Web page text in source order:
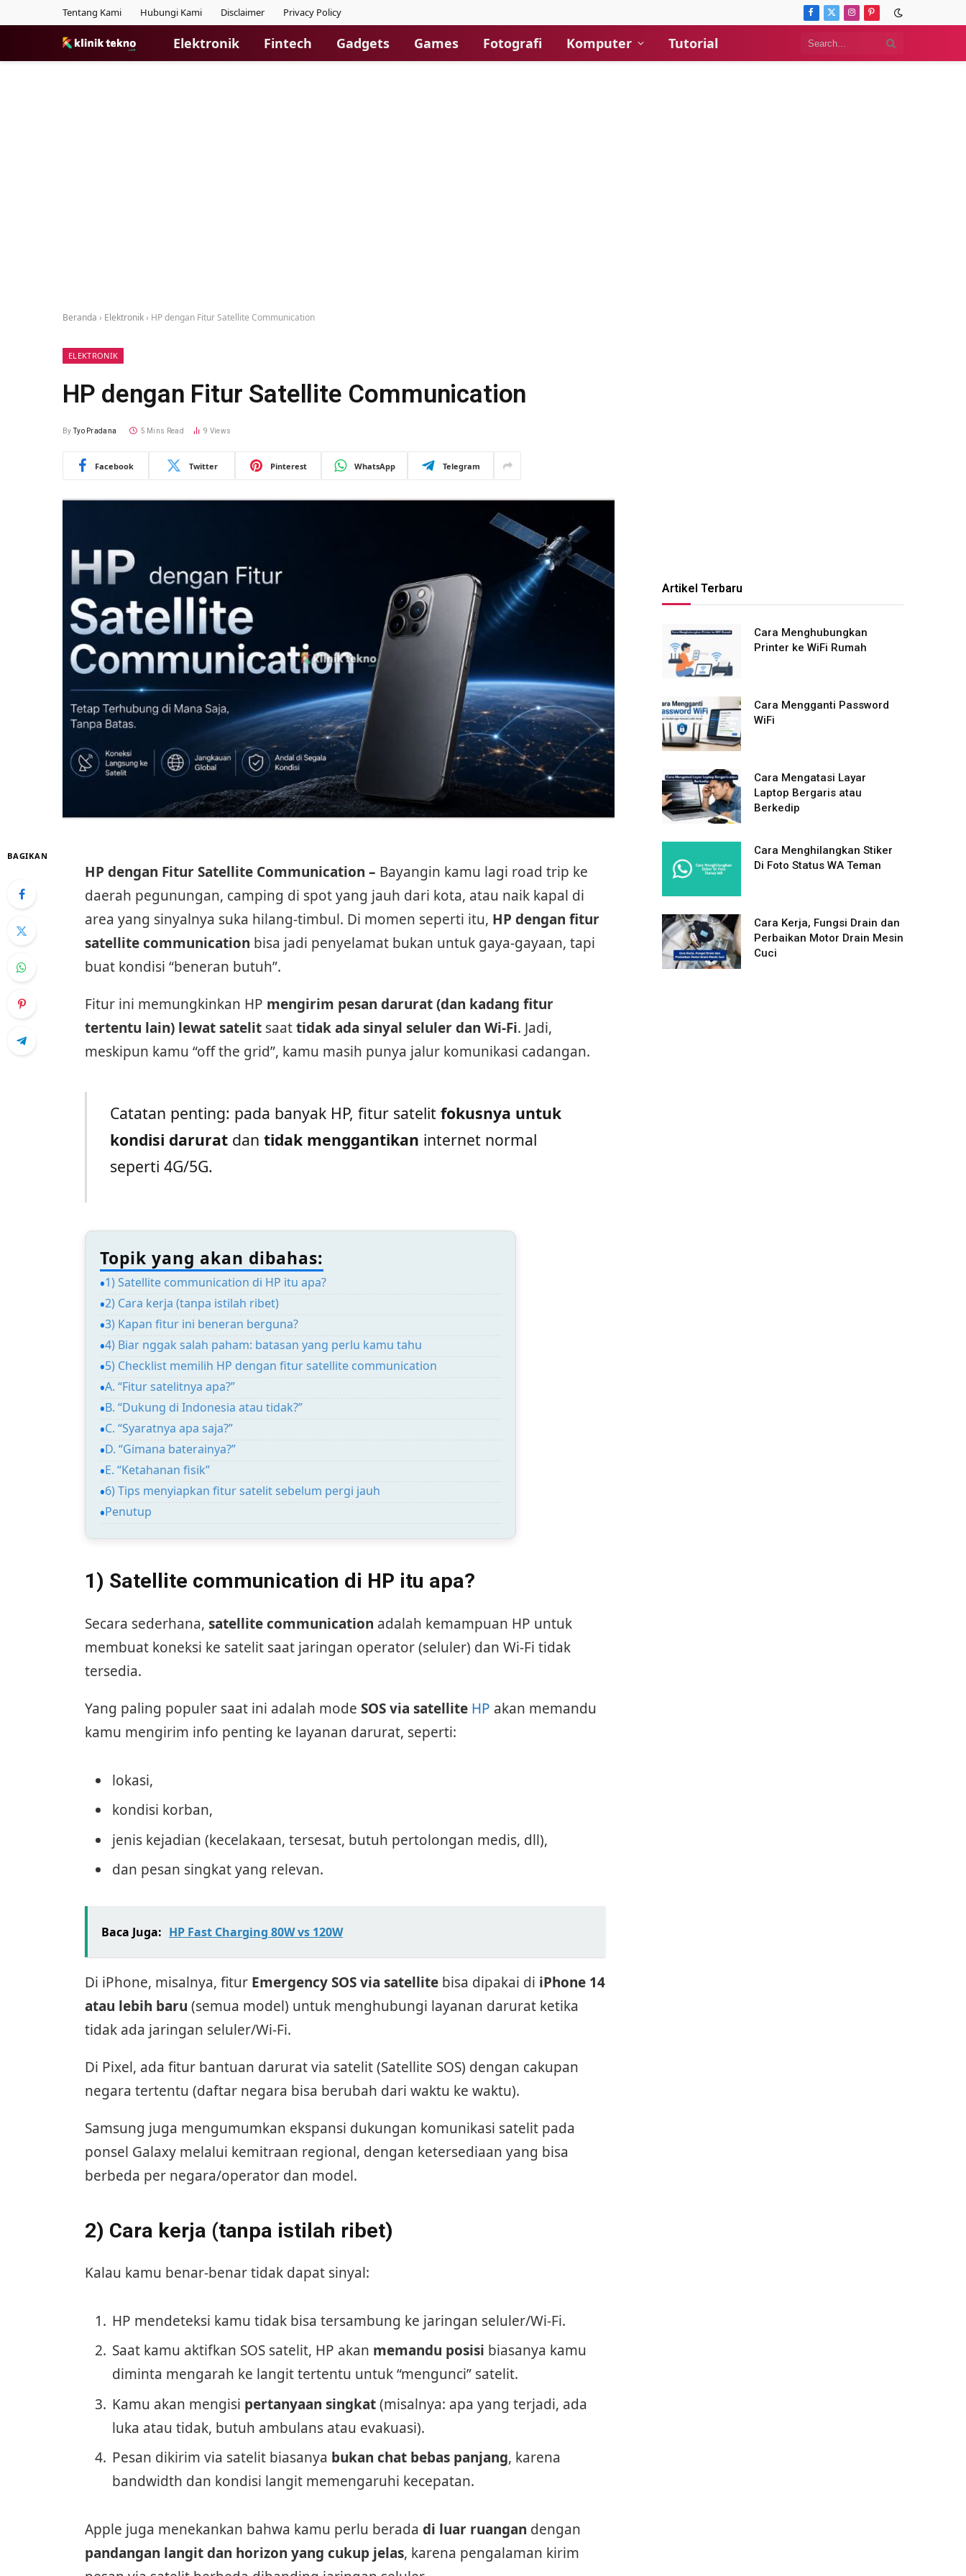
Tentang Kami Hubungi Kami Disclaimer Privacy Policy Facebook
X
Instagram
Pinterest
Elektronik Fintech Gadgets Games Fotografi Komputer Tutorial
Beranda › Elektronik › HP dengan Fitur Satellite Communication
ELEKTRONIK
HP dengan Fitur Satellite Communication
By Tyo Pradana 5 Mins Read 9 Views
Facebook Twitter Pinterest WhatsApp Telegram
BAGIKAN
HP dengan Fitur Satellite Communication – Bayangin kamu lagi road trip ke
daerah pegunungan, camping di spot yang jauh dari kota, atau naik kapal di
area yang sinyalnya suka hilang-timbul. Di momen seperti itu, HP dengan fitur
satellite communication bisa jadi penyelamat bukan untuk gaya-gayaan, tapi
buat kondisi “beneran butuh”.
Fitur ini memungkinkan HP mengirim pesan darurat (dan kadang fitur
tertentu lain) lewat satelitsaattidak ada sinyal seluler dan Wi-Fi. Jadi,
meskipun kamu “off the grid”, kamu masih punya jalur komunikasi cadangan.
Catatan penting: pada banyak HP, fitur satelit fokusnya untuk
kondisi daruratdan tidak menggantikan internet normal
seperti 4G/5G.
Topik yang akan dibahas:
1) Satellite communication di HP itu apa?
2) Cara kerja (tanpa istilah ribet)
3) Kapan fitur ini beneran berguna?
4) Biar nggak salah paham: batasan yang perlu kamu tahu
5) Checklist memilih HP dengan fitur satellite communication
A. “Fitur satelitnya apa?”
B. “Dukung di Indonesia atau tidak?”
C. “Syaratnya apa saja?”
D. “Gimana baterainya?”
E. “Ketahanan fisik”
6) Tips menyiapkan fitur satelit sebelum pergi jauh
Penutup
1) Satellite communication di HP itu apa?
Secara sederhana, satellite communication adalah kemampuan HP untuk
membuat koneksi ke satelit saat jaringan operator (seluler) dan Wi-Fi tidak
tersedia.
Yang paling populer saat ini adalah mode SOS via satellite HP akan memandu
kamu mengirim info penting ke layanan darurat, seperti:
lokasi,
kondisi korban,
jenis kejadian (kecelakaan, tersesat, butuh pertolongan medis, dll),
dan pesan singkat yang relevan.
Baca Juga: HP Fast Charging 80W vs 120W
Di iPhone, misalnya, fitur Emergency SOS via satellitebisa dipakai di iPhone 14
atau lebih baru (semua model) untuk menghubungi layanan darurat ketika
tidak ada jaringan seluler/Wi-Fi.
Di Pixel, ada fitur bantuan darurat via satelit (Satellite SOS) dengan cakupan
negara tertentu (daftar negara bisa berubah dari waktu ke waktu).
Samsung juga mengumumkan ekspansi dukungan komunikasi satelit pada
ponsel Galaxy melalui kemitraan regional, dengan ketersediaan yang bisa
berbeda per negara/operator dan model.
2) Cara kerja (tanpa istilah ribet)
Kalau kamu benar-benar tidak dapat sinyal:
HP mendeteksi kamu tidak bisa tersambung ke jaringan seluler/Wi-Fi.
Saat kamu aktifkan SOS satelit, HP akan memandu posisi biasanya kamu
diminta mengarah ke langit tertentu untuk “mengunci” satelit.
Kamu akan mengisi pertanyaan singkat(misalnya: apa yang terjadi, ada
luka atau tidak, butuh ambulans atau evakuasi).
Pesan dikirim via satelit biasanya bukan chat bebas panjang, karena
bandwidth dan kondisi langit memengaruhi kecepatan.
Apple juga menekankan bahwa kamu perlu berada di luar ruangan dengan
pandangan langit dan horizon yang cukup jelas, karena pengalaman kirim
Artikel Terbaru
Cara Menghubungkan
Printer ke WiFi Rumah
Cara Mengganti Password
WiFi
Cara Mengatasi Layar
Laptop Bergaris atau
Berkedip
Cara Menghilangkan Stiker
Di Foto Status WA Teman
Cara Kerja, Fungsi Drain dan
Perbaikan Motor Drain Mesin
Cuci